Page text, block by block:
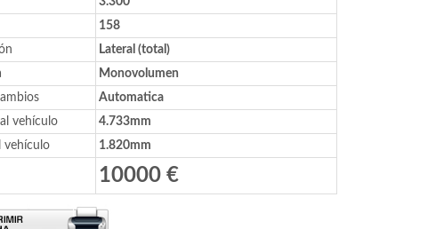
158
Lateral (total)
Monovolumen
Automatica
vehículo
4.733mm
vehículo
1.820mm
10000 €